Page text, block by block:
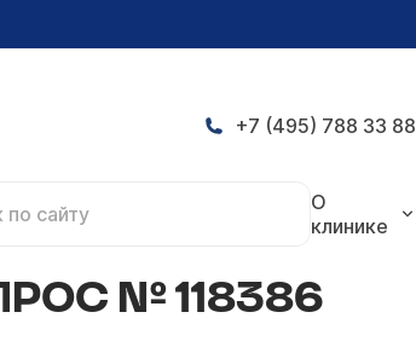
+7 (495) 788 33 88
О
клинике
№ 118386